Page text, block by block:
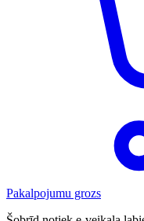
Pakalpojumu grozs